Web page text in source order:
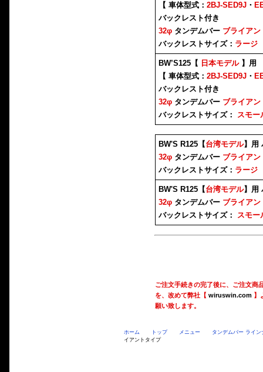
【 車体型式： 2BJ-SED9J・
バックレスト付き
32φタンデムバー ブライアン
バックレストサイズ： ラージ
BW’S125【 日本モデル】用
【 車体型式： 2BJ-SED9J・
バックレスト付き
32φタンデムバー ブライアン
バックレストサイズ：
スモー
BW'S R125【台湾モデル】用
32φタンデムバー ブライアン
バックレストサイズ： ラージ
BW'S R125【台湾モデル】用
32φタンデムバー ブライアン
バックレストサイズ：
スモー
ご注文手続きの完了後に、ご注文商
を、改めて弊社【 wiruswin.com】
願い致します。
ホーム トップ メニュー
タンデムバー ライン
イアントタイプ